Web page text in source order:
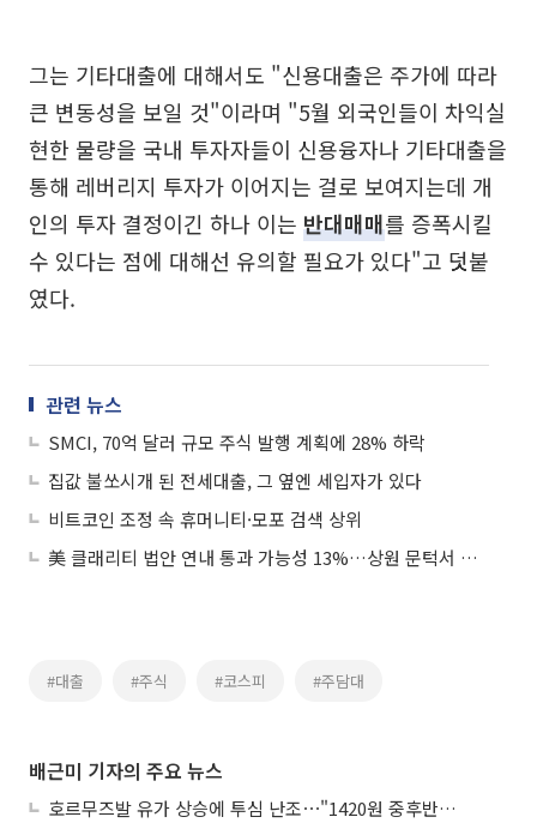
그는 기타대출에 대해서도 "신용대출은 주가에 따라
큰 변동성을 보일 것"이라며 "5월 외국인들이 차익실
현한 물량을 국내 투자자들이 신용융자나 기타대출을
통해 레버리지 투자가 이어지는 걸로 보여지는데 개
인의 투자 결정이긴 하나 이는 반대매매를 증폭시킬
수 있다는 점에 대해선 유의할 필요가 있다"고 덧붙
였다.
관련 뉴스
SMCI, 70억 달러 규모 주식 발행 계획에 28% 하락
집값 불쏘시개 된 전세대출, 그 옆엔 세입자가 있다
비트코인 조정 속 휴머니티·모포 검색 상위
美 클래리티 법안 연내 통과 가능성 13%…상원 문턱서 제동
#대출 #주식 #코스피 #주담대
배근미 기자의 주요 뉴스
호르무즈발 유가 상승에 투심 난조⋯"1420원 중후반 등락"